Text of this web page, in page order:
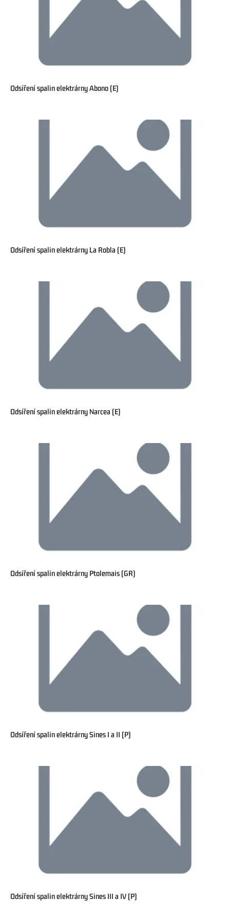
Odsíření spalin elektrárny Abono (E)
Odsíření spalin elektrárny La Robla (E)
Odsíření spalin elektrárny Narcea (E)
Odsíření spalin elektrárny Ptolemais (GR)
Odsíření spalin elektrárny Sines I a II (P)
Odsíření spalin elektrárny Sines III a IV (P)